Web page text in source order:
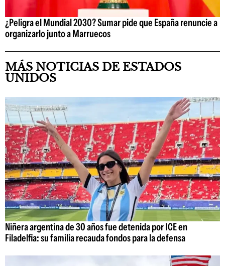
¿Peligra el Mundial 2030? Sumar pide que España renuncie a
organizarlo junto a Marruecos
MÁS NOTICIAS DE ESTADOS
UNIDOS
Niñera argentina de 30 años fue detenida por ICE en
Filadelfia: su familia recauda fondos para la defensa